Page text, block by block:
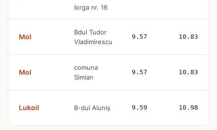
Iorga nr. 16
Mol
Bdul Tudor
Vladimirescu
9.57 10.83
Mol
comuna
Simian
9.57 10.83
Lukoil B-dul Aluniș 9.59 10.98